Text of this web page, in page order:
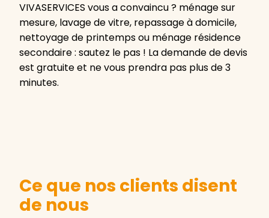
VIVASERVICES vous a convaincu ? ménage sur
mesure, lavage de vitre, repassage à domicile,
nettoyage de printemps ou ménage résidence
secondaire : sautez le pas ! La demande de devis
est gratuite et ne vous prendra pas plus de 3
minutes.
Ce que nos clients disent
de nous